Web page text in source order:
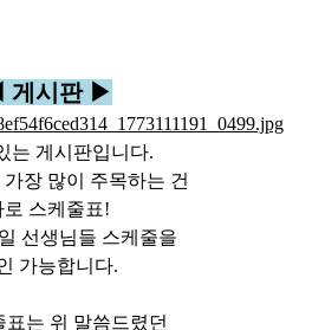
게시판 ▶
는 게시판입니다.
장 많이 주목하는 건
로 스케줄표!
선생님들 스케줄을
가능합니다.
표는 위 말씀드렸던